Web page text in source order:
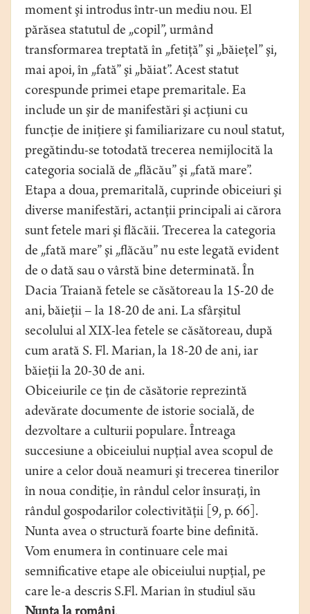
moment şi introdus într-un mediu nou. El
părăsea statutul de „copil”, urmând
transformarea treptată în „fetiţă” şi „băieţel” şi,
mai apoi, în „fată” şi „băiat”. Acest statut
corespunde primei etape premaritale. Ea
include un şir de manifestări şi acţiuni cu
funcţie de iniţiere şi familiarizare cu noul statut,
pregătindu-se totodată trecerea nemijlocită la
categoria socială de „flăcău” şi „fată mare”.
Etapa a doua, premaritală, cuprinde obiceiuri şi
diverse manifestări, actanţii principali ai cărora
sunt fetele mari şi flăcăii. Trecerea la categoria
de „fată mare” şi „flăcău” nu este legată evident
de o dată sau o vârstă bine determinată. În
Dacia Traiană fetele se căsătoreau la 15-20 de
ani, băieţii – la 18-20 de ani. La sfârşitul
secolului al XIX-lea fetele se căsătoreau, după
cum arată S. Fl. Marian, la 18-20 de ani, iar
băieţii la 20-30 de ani.
Obiceiurile ce ţin de căsătorie reprezintă
adevărate documente de istorie socială, de
dezvoltare a culturii populare. Întreaga
succesiune a obiceiului nupţial avea scopul de
unire a celor două neamuri şi trecerea tinerilor
în noua condiţie, în rândul celor însuraţi, în
rândul gospodarilor colectivităţii [9, p. 66].
Nunta avea o structură foarte bine definită.
Vom enumera în continuare cele mai
semnificative etape ale obiceiului nupţial, pe
care le-a descris S.Fl. Marian în studiul său